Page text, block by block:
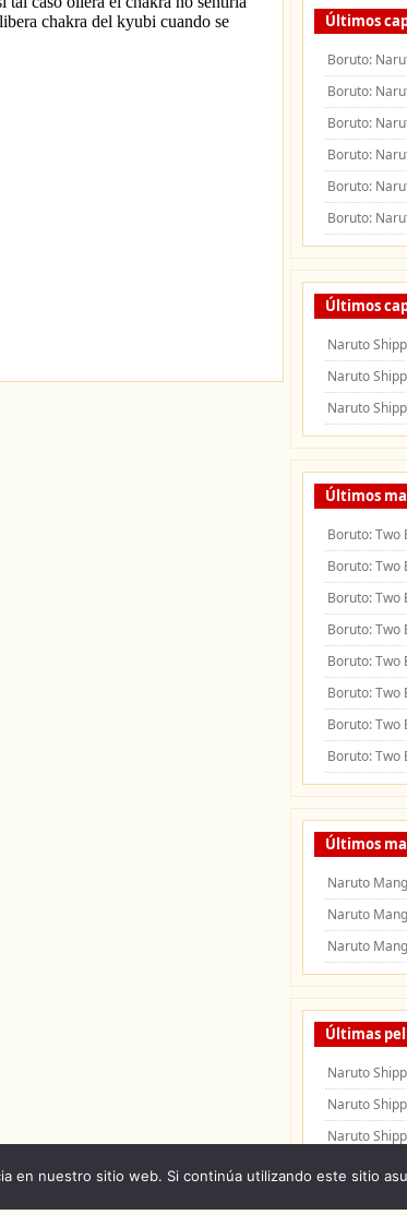
Últimos
Boruto:
Boruto:
Boruto:
Boruto:
Boruto:
Boruto:
Últimos
Naruto
Naruto
Naruto
Últimos
Boruto: Two
Boruto: Two
Boruto: Two
Boruto: Two
Boruto: Two
Boruto: Two
Boruto: Two
Boruto: Two
Últimos
Naruto
Naruto
Naruto
Últimas
Naruto
Naruto
Naruto
en nuestro sitio web. Si continúa utilizando este sitio